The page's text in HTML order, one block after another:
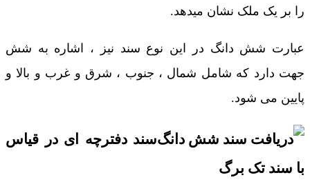
را بر یک ملک نشان میدهد.
عبارت شش دانگ در این نوع سند نیز ، اشاره به شش
جهت دارد که شامل شمال ، جنوب ، شرق و غرب و بالا و
پایین می شود.
سند دفترچه ای در قیاس
با سند تک برگ